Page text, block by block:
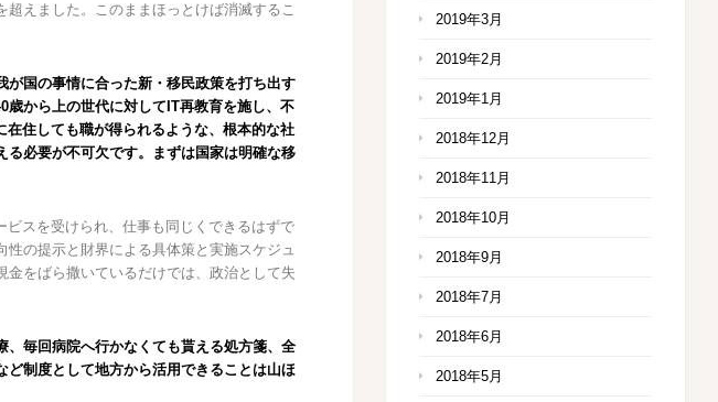
えました。このままほっとけば消滅するこ
国の事情に合った新・移民政策を打ち出す
歳から上の世代に対してIT再教育を施し、不
住しても職が得られるような、根本的な社
必要が不可欠です。まずは国家は明確な移
ビスを受けられ、仕事も同じくできるはずで
の提示と財界による具体策と実施スケジュ
をばら撒いているだけでは、政治として失
毎回病院へ行かなくても貰える処方箋、全
ど制度として地方から活用できることは山ほ
2019年3月
2019年2月
2019年1月
2018年12月
2018年11月
2018年10月
2018年9月
2018年7月
2018年6月
2018年5月